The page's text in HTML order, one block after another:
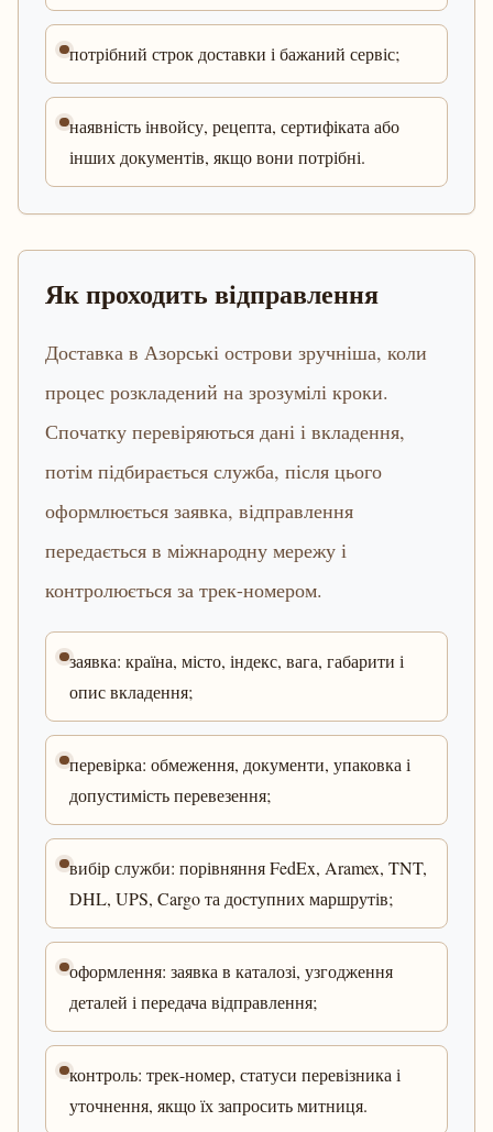
потрібний строк доставки і бажаний сервіс;
наявність інвойсу, рецепта, сертифіката або
інших документів, якщо вони потрібні.
Як проходить відправлення
Доставка в Азорські острови зручніша, коли
процес розкладений на зрозумілі кроки.
Спочатку перевіряються дані і вкладення,
потім підбирається служба, після цього
оформлюється заявка, відправлення
передається в міжнародну мережу і
контролюється за трек-номером.
заявка: країна, місто, індекс, вага, габарити і
опис вкладення;
перевірка: обмеження, документи, упаковка і
допустимість перевезення;
вибір служби: порівняння FedEx, Aramex, TNT,
DHL, UPS, Cargo та доступних маршрутів;
оформлення: заявка в каталозі, узгодження
деталей і передача відправлення;
контроль: трек-номер, статуси перевізника і
уточнення, якщо їх запросить митниця.